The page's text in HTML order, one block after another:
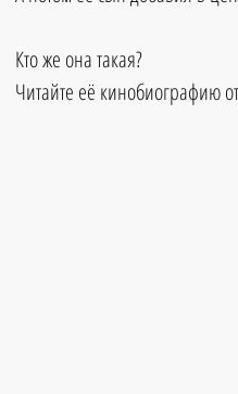
Кто же она такая?
Читайте её кинобиографию